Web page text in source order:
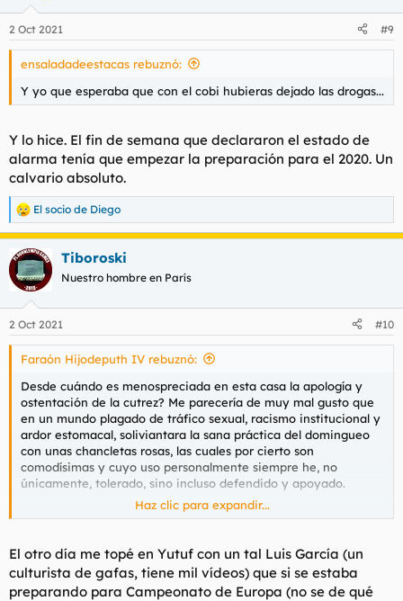
e
s
2 Oct 2021 #9
ensaladadeestacas rebuznó:
Y yo que esperaba que con el cobi hubieras dejado las drogas...
Y lo hice. El fin de semana que declararon el estado de
alarma tenía que empezar la preparación para el 2020. Un
calvario absoluto.
R
e
a
c
c
i
e
s
El socio de Diego
Tiboroski
Nuestro hombre en París
2 Oct 2021 #10
Faraón Hijodeputh IV rebuznó:
Desde cuándo es menospreciada en esta casa la apología y
ostentación de la cutrez? Me parecería de muy mal gusto que
en un mundo plagado de tráfico sexual, racismo institucional y
ardor estomacal, soliviantara la sana práctica del domingueo
con unas chancletas rosas, las cuales por cierto son
comodísimas y cuyo uso personalmente siempre he, no
únicamente, tolerado, sino incluso defendido y apoyado.
Faltaría más.
Haz clic para expandir...
El otro día me topé en Yutuf con un tal Luis García (un
culturista de gafas, tiene mil vídeos) que si se estaba
preparando para Campeonato de Europa (no se de qué